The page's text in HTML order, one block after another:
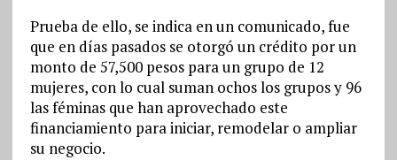
Prueba de ello, se indica en un comunicado, fue
que en días pasados se otorgó un crédito por un
monto de 57,500 pesos para un grupo de 12
mujeres, con lo cual suman ochos los grupos y 96
las féminas que han aprovechado este
financiamiento para iniciar, remodelar o ampliar
su negocio.